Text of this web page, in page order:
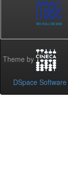
Theme by
DSpace Software